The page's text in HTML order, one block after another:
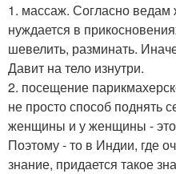
1. массаж. Согласно ведам
нуждается в
шевелить, разминать.
Давит на тело изнутри.
2. посещение
не просто способ поднять
женщины и у женщины -
Поэтому - то в Индии, где
знание, придается такое